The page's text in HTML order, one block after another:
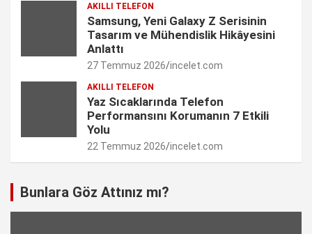
e
l
AKILLI TELEFON
Samsung, Yeni Galaxy Z Serisinin
Tasarım ve Mühendislik Hikâyesini
Anlattı
27 Temmuz 2026 incelet.com
AKILLI TELEFON
Yaz Sıcaklarında Telefon
Performansını Korumanın 7 Etkili
Yolu
22 Temmuz 2026 incelet.com
Bunlara Göz Attınız mı?